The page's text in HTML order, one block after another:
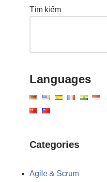
Tìm kiếm
Languages
Categories
Agile & Scrum